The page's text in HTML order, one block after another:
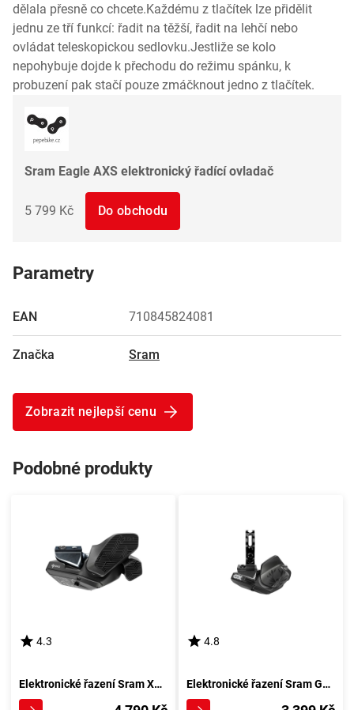
dělala přesně co chcete.Každému z tlačítek lze přidělit
jednu ze tří funkcí: řadit na těžší, řadit na lehčí nebo
ovládat teleskopickou sedlovku.Jestliže se kolo
nepohybuje dojde k přechodu do režimu spánku, k
probuzení pak stačí pouze zmáčknout jedno z tlačítek.
Sram Eagle AXS elektronický řadící ovladač
5 799 Kč Do obchodu
Parametry
EAN 710845824081
Značka Sram
Zobrazit nejlepší cenu
Podobné produkty
4.3
Elektronické řazení Sram XX1 Eagle AXS Rocker
4.8
Elektronické řazení Sram GX AXS Eagle